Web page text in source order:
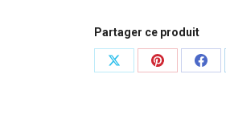
Partager ce produit
PartagerPartager